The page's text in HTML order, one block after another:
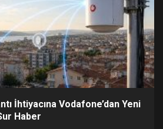
İhtiyacına Vodafone’dan Yeni
Haber